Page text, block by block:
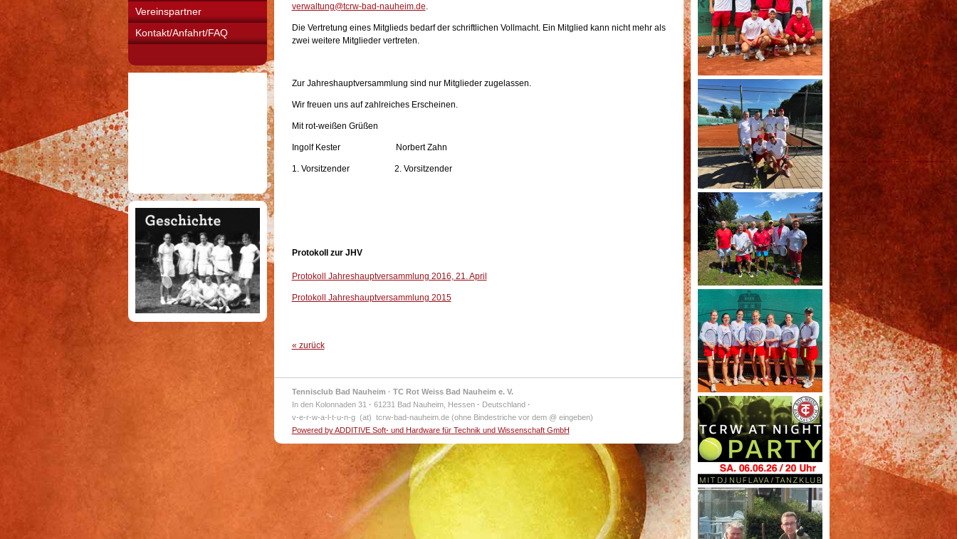
Vereinspartner
Kontakt/Anfahrt/FAQ
verwaltung@tcrw-bad-nauheim.de.
Die Vertretung eines Mitglieds bedarf der schriftlichen Vollmacht. Ein Mitglied kann nicht mehr als
zwei weitere Mitglieder vertreten.
Zur Jahreshauptversammlung sind nur Mitglieder zugelassen.
Wir freuen uns auf zahlreiches Erscheinen.
Mit rot-weißen Grüßen
Ingolf Kester Norbert Zahn
1. Vorsitzender 2. Vorsitzender
Protokoll zur JHV
Protokoll Jahreshauptversammlung 2016, 21. April
Protokoll Jahreshauptversammlung 2015
« zurück
Tennisclub Bad Nauheim · TC Rot Weiss Bad Nauheim e. V.
In den Kolonnaden 31 · 61231 Bad Nauheim, Hessen · Deutschland ·
v-e-r-w-a-l-t-u-n-g (at) tcrw-bad-nauheim.de (ohne Bindestriche vor dem @ eingeben)
Powered by ADDITIVE Soft- und Hardware für Technik und Wissenschaft GmbH